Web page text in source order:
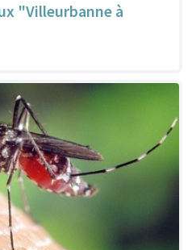
"Villeurbanne à